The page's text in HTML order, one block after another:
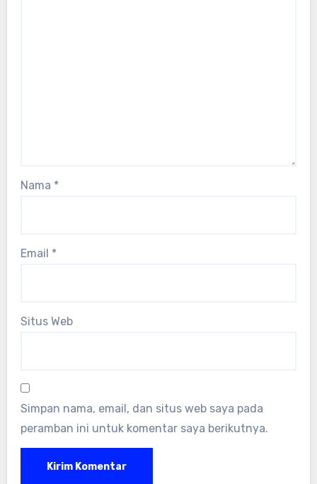
Nama *
Email *
Situs Web
Simpan nama, email, dan situs web saya pada
peramban ini untuk komentar saya berikutnya.